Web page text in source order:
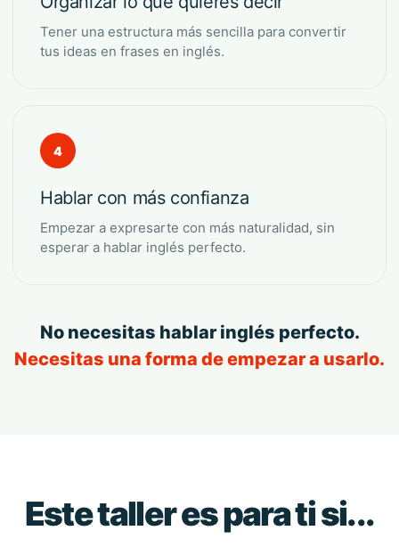
Tener una estructura más sencilla para convertir
tus ideas en frases en inglés.
4
Hablar con más confianza
Empezar a expresarte con más naturalidad, sin
esperar a hablar inglés perfecto.
No necesitas hablar inglés perfecto.
Necesitas una forma de empezar a usarlo.
Este taller es para ti si...